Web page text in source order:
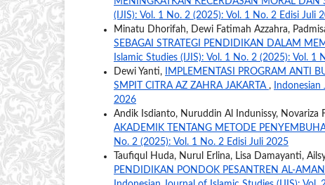
(IJIS): Vol. 1 No. 2 (2025): Vol. 1 No. 2 Edisi Juli
Minatu Dhorifah, Dewi Fatimah Azzahra,
SEBAGAI STRATEGI PENDIDIKAN DALAM
Islamic Studies (IJIS): Vol. 1 No. 2 (2025): Vol. 1
Dewi Yanti,
IMPLEMENTASI PROGRAM ANTI
SMPIT CITRA AZ ZAHRA JAKARTA ,
2026
Andik Isdianto, Nuruddin Al Indunissy, Novariza
AKADEMIK TENTANG METODE
No. 2 (2025): Vol. 1 No. 2 Edisi Juli 2025
Taufiqul Huda, Nurul Erlina, Lisa Damayanti,
PENDIDIKAN PONDOK PESANTREN AL-